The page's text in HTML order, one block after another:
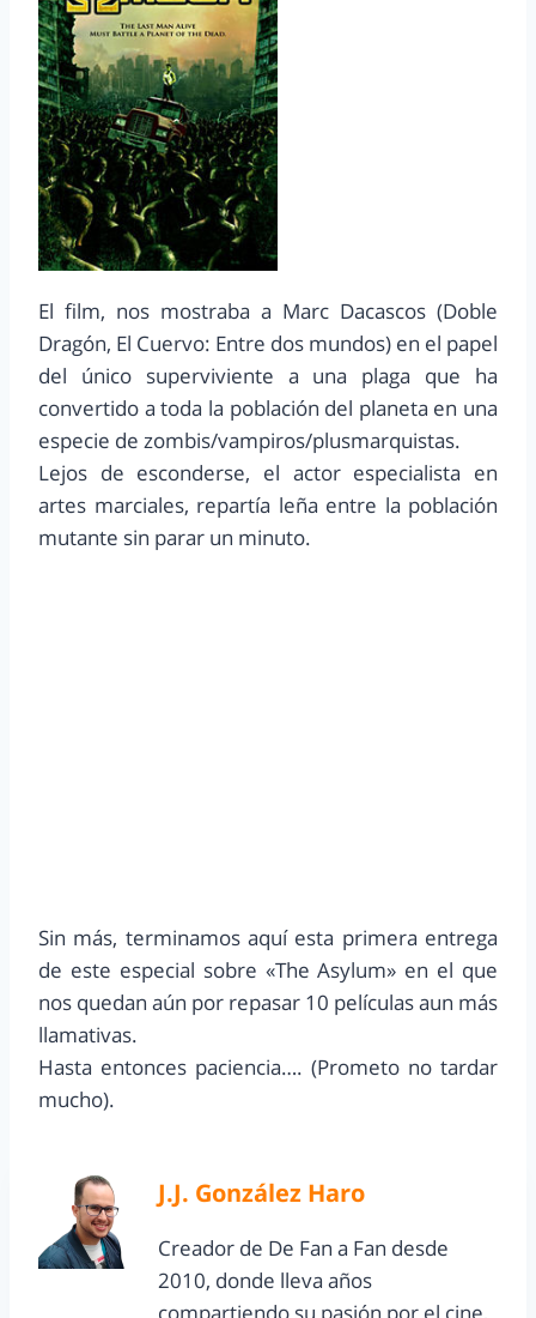
El film, nos mostraba a Marc Dacascos (Doble
Dragón, El Cuervo: Entre dos mundos) en el papel
del único superviviente a una plaga que ha
convertido a toda la población del planeta en una
especie de zombis/vampiros/plusmarquistas.
Lejos de esconderse, el actor especialista en
artes marciales, repartía leña entre la población
mutante sin parar un minuto.
Sin más, terminamos aquí esta primera entrega
de este especial sobre «The Asylum» en el que
nos quedan aún por repasar 10 películas aun más
llamativas.
Hasta entonces paciencia…. (Prometo no tardar
mucho).
J.J. González Haro
Creador de De Fan a Fan desde
2010, donde lleva años